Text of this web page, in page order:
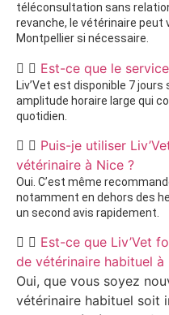
téléconsultation sans
revanche, le vétérinaire peut
Montpellier si nécessaire.
Est-ce que le
Liv’Vet est disponible 7
amplitude horaire large qui
quotidien.
Puis-je utiliser
vétérinaire à Nice ?
Oui. C’est même
notamment en dehors des
un second avis rapidement.
Est-ce que Liv’Vet
de vétérinaire habituel à
Oui, que vous soyez
vétérinaire habituel soit